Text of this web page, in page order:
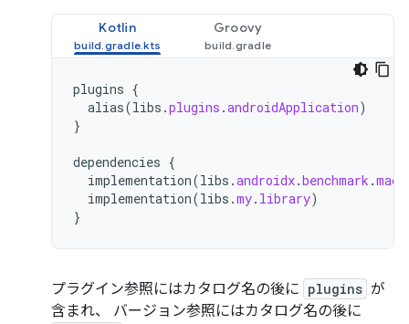
Kotlin Groovy
plugins {
alias(libs .plugins .androidApplication)
}
dependencies {
implementation(libs .androidx.benchmark .
implementation(libs .my. library)
}
プラグイン参照にはカタログ名の後に plugins が
含まれ、 バージョン参照にはカタログ名の後に